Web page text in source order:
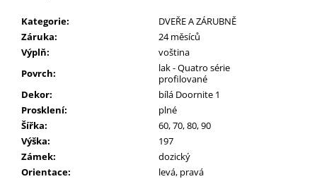
Kategorie:
DVEŘE A ZÁRUBNĚ
Záruka:
24 měsíců
Výplň:
voština
Povrch:
lak - Quatro série
profilované
Dekor:
bílá Doornite 1
Prosklení:
plné
Šířka:
60, 70, 80, 90
Výška:
197
Zámek:
dozický
Orientace: levá, pravá